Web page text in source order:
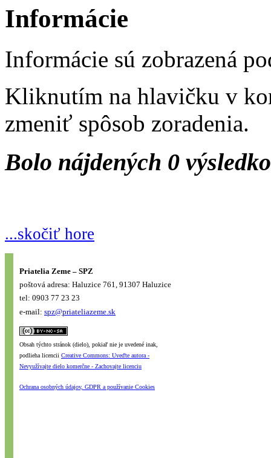
Informácie
Informácie sú zobrazená
Kliknutím na hlavičku v
zmeniť spôsob zoradenia.
Bolo nájdených 0
...skočiť hore
Priatelia Zeme – SPZ
poštová adresa: Haluzice 761, 91307 Haluzice
tel: 0903 77 23 23
e-mail: spz@priateliazeme.sk
Obsah týchto stránok (dielo), pokiaľ nie je uvedené inak,
podlieha licencii Creative Commons: Uveďte autora -
Nevyužívajte dielo komerčne - Zachovajte licenciu
Ochrana osobných údajov, GDPR a používanie Cookies